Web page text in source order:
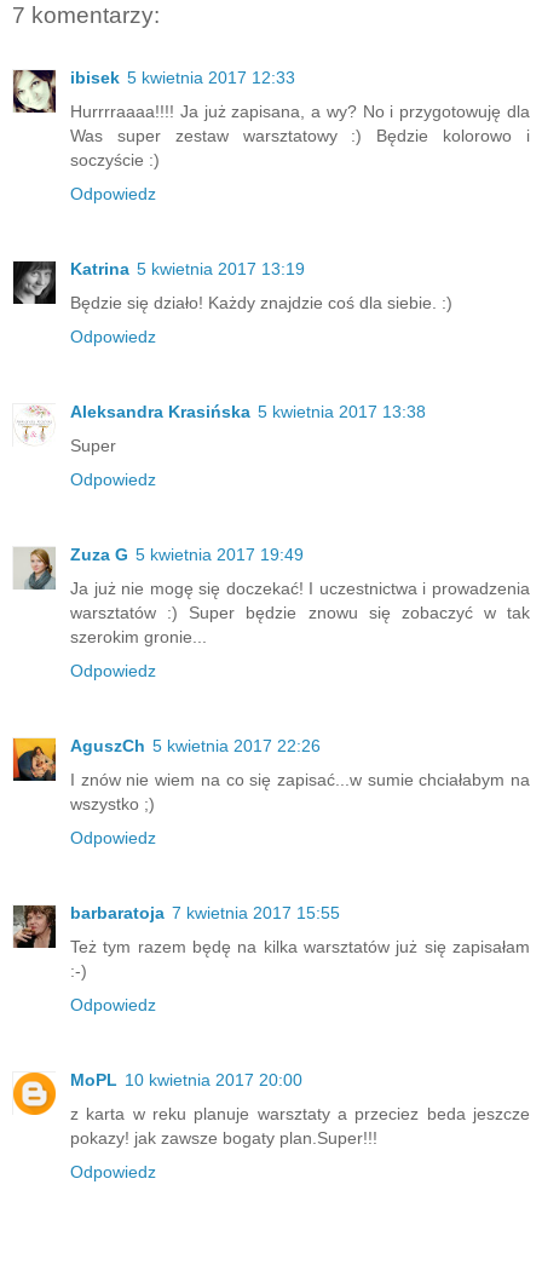
7 komentarzy:
ibisek 5 kwietnia 2017 12:33
Hurrrraaaa!!!! Ja już zapisana, a wy? No i przygotowuję dla
Was super zestaw warsztatowy :) Będzie kolorowo i
soczyście :)
Odpowiedz
Katrina 5 kwietnia 2017 13:19
Będzie się działo! Każdy znajdzie coś dla siebie. :)
Odpowiedz
Aleksandra Krasińska 5 kwietnia 2017 13:38
Super
Odpowiedz
Zuza G 5 kwietnia 2017 19:49
Ja już nie mogę się doczekać! I uczestnictwa i prowadzenia
warsztatów :) Super będzie znowu się zobaczyć w tak
szerokim gronie...
Odpowiedz
AguszCh 5 kwietnia 2017 22:26
I znów nie wiem na co się zapisać...w sumie chciałabym na
wszystko ;)
Odpowiedz
barbaratoja 7 kwietnia 2017 15:55
Też tym razem będę na kilka warsztatów już się zapisałam
:-)
Odpowiedz
MoPL 10 kwietnia 2017 20:00
z karta w reku planuje warsztaty a przeciez beda jeszcze
pokazy! jak zawsze bogaty plan.Super!!!
Odpowiedz